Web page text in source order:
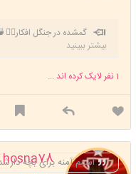
گمشده در جنگل
بیشتر ببینید
1نفر لایک کرده اند ...
hosna78
اسمم آمنه برای بچه